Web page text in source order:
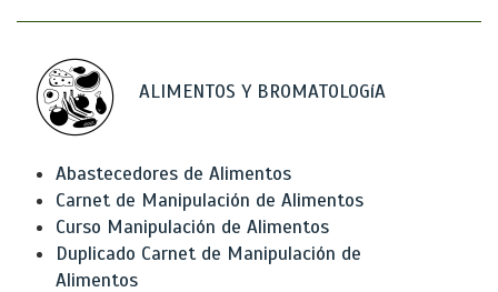
ALIMENTOS Y BROMATOLOGíA
Abastecedores de Alimentos
Carnet de Manipulación de Alimentos
Curso Manipulación de Alimentos
Duplicado Carnet de Manipulación de
Alimentos